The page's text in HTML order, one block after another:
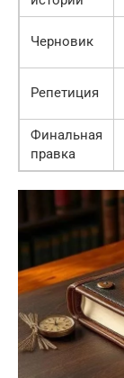
Черновик
Репетиция
Финальная
правка